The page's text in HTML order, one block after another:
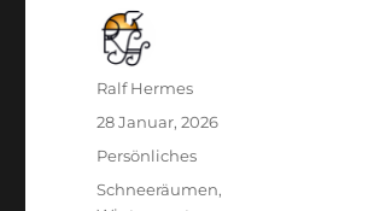
Autor
Ralf Hermes
Veröffentlicht
28 Januar, 2026
Kategorien
Persönliches
Schlagwörter
Schneeräumen,